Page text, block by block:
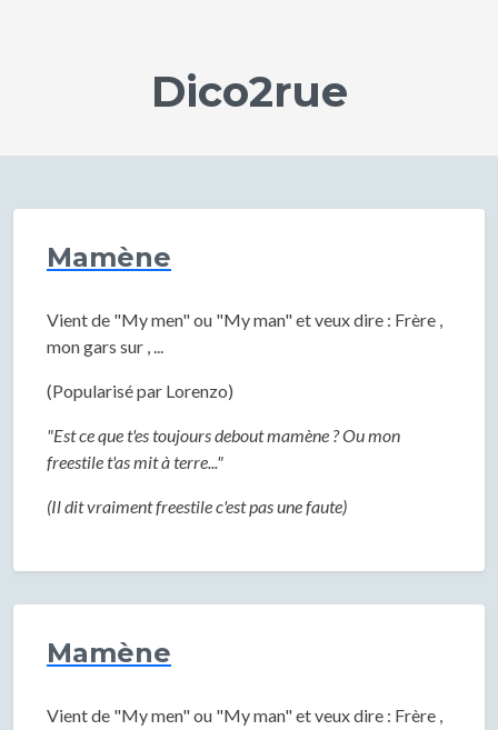
Dico2rue
Mamène
Vient de "My men" ou "My man" et veux dire : Frère ,
mon gars sur , ...
(Popularisé par Lorenzo)
"Est ce que t'es toujours debout mamène ? Ou mon
freestile t'as mit à terre..."
(Il dit vraiment freestile c'est pas une faute)
Mamène
Vient de "My men" ou "My man" et veux dire : Frère ,